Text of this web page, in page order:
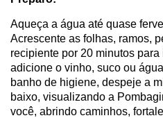
Aqueça a água até quase
Acrescente as folhas, ramos,
recipiente por 20 minutos
adicione o vinho, suco ou
banho de higiene, despeje a
baixo, visualizando a
você, abrindo caminhos,